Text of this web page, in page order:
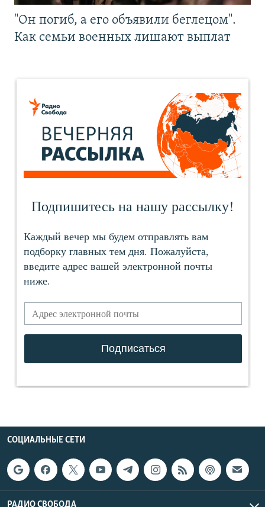
"Он погиб, а его объявили беглецом".
Как семьи военных лишают выплат
СОЦИАЛЬНЫЕ СЕТИ
РАДИО СВОБОДА